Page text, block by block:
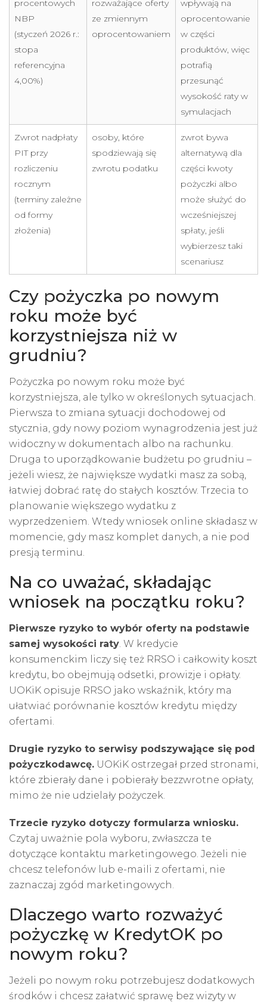
procentowych
NBP
(styczeń 2026 r.:
stopa
referencyjna
4,00%)
rozważające oferty
ze zmiennym
oprocentowaniem
wpływają na
oprocentowanie
w części
produktów, więc
potrafią
przesunąć
wysokość raty w
symulacjach
Zwrot nadpłaty
PIT przy
rozliczeniu
rocznym
(terminy zależne
od formy
złożenia)
osoby, które
spodziewają się
zwrotu podatku
zwrot bywa
alternatywą dla
części kwoty
pożyczki albo
może służyć do
wcześniejszej
spłaty, jeśli
wybierzesz taki
scenariusz
Czy pożyczka po nowym
roku może być
korzystniejsza niż w
grudniu?
Pożyczka po nowym roku może być
korzystniejsza, ale tylko w określonych sytuacjach.
Pierwsza to zmiana sytuacji dochodowej od
stycznia, gdy nowy poziom wynagrodzenia jest już
widoczny w dokumentach albo na rachunku.
Druga to uporządkowanie budżetu po grudniu –
jeżeli wiesz, że największe wydatki masz za sobą,
łatwiej dobrać ratę do stałych kosztów. Trzecia to
planowanie większego wydatku z
wyprzedzeniem. Wtedy wniosek online składasz w
momencie, gdy masz komplet danych, a nie pod
presją terminu.
Na co uważać, składając
wniosek na początku roku?
Pierwsze ryzyko to wybór oferty na podstawie
samej wysokości raty . W kredycie
konsumenckim liczy się też RRSO i całkowity koszt
kredytu, bo obejmują odsetki, prowizje i opłaty.
UOKiK opisuje RRSO jako wskaźnik, który ma
ułatwiać porównanie kosztów kredytu między
ofertami.
Drugie ryzyko to serwisy podszywające się pod
pożyczkodawcę. UOKiK ostrzegał przed stronami,
które zbierały dane i pobierały bezzwrotne opłaty,
mimo że nie udzielały pożyczek.
Trzecie ryzyko dotyczy formularza wniosku.
Czytaj uważnie pola wyboru, zwłaszcza te
dotyczące kontaktu marketingowego. Jeżeli nie
chcesz telefonów lub e-maili z ofertami, nie
zaznaczaj zgód marketingowych.
Dlaczego warto rozważyć
pożyczkę w KredytOK po
nowym roku?
Jeżeli po nowym roku potrzebujesz dodatkowych
środków i chcesz załatwić sprawę bez wizyty w